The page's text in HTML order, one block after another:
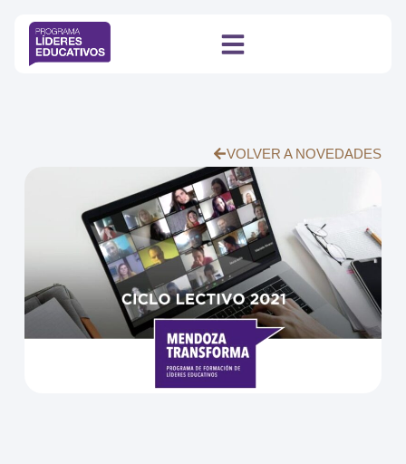
VOLVER A NOVEDADES